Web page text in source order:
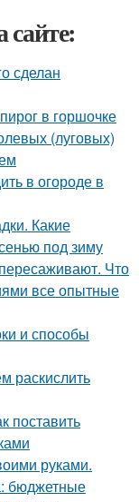
сайте:
сделан
в горшочке
(луговых)
в огороде в
Какие
под зиму
Что
все опытные
и способы
раскислить
поставить
руками.
бюджетные